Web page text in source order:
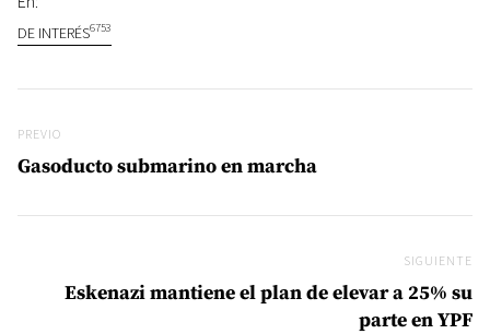
DE INTERÉS6753
Previo
PREVIO
Gasoducto submarino en marcha
SIGUIENTE
Eskenazi mantiene el plan de elevar a 25% su
parte en YPF